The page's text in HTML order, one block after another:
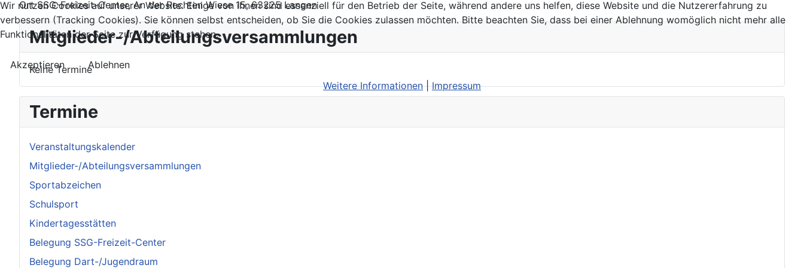
Mitglieder-/Abteilungsversammlungen
Keine Termine
Termine
Veranstaltungskalender
Mitglieder-/Abteilungsversammlungen
Sportabzeichen
Schulsport
Kindertagesstätten
Belegung SSG-Freizeit-Center
Belegung Dart-/Jugendraum
OrtSSG-Freizeit-Center, An der Rechten Wiese 15, 63225 Langen
Wir nutzen Cookies auf unserer Website. Einige von ihnen sind essenziell für den Betrieb der Seite, während andere uns helfen, diese Website und die Nutzererfahrung zu
verbessern (Tracking Cookies). Sie können selbst entscheiden, ob Sie die Cookies zulassen möchten. Bitte beachten Sie, dass bei einer Ablehnung womöglich nicht mehr alle
Funktionalitäten der Seite zur Verfügung stehen.
Akzeptieren
Ablehnen
Weitere Informationen|Impressum